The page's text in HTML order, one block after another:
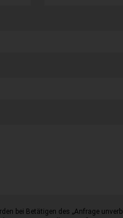
bei Betätigen des „Anfrage